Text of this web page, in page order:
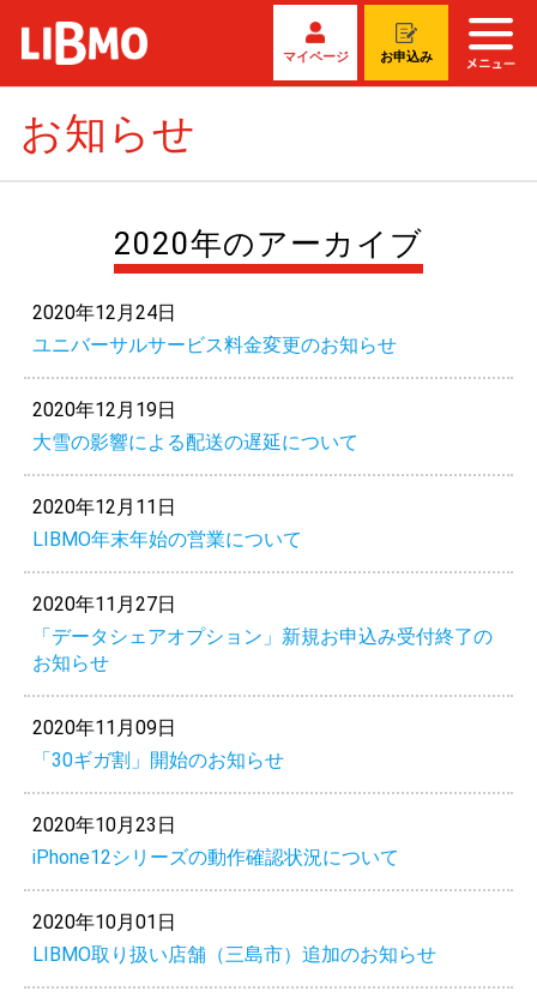
マイページ お申込み
お知らせ
2020年のアーカイブ
2020年12月24日
ユニバーサルサービス料金変更のお知らせ
2020年12月19日
大雪の影響による配送の遅延について
2020年12月11日
LIBMO年末年始の営業について
2020年11月27日
「データシェアオプション」新規お申込み受付終了の
お知らせ
2020年11月09日
「30ギガ割」開始のお知らせ
2020年10月23日
iPhone12シリーズの動作確認状況について
2020年10月01日
LIBMO取り扱い店舗（三島市）追加のお知らせ